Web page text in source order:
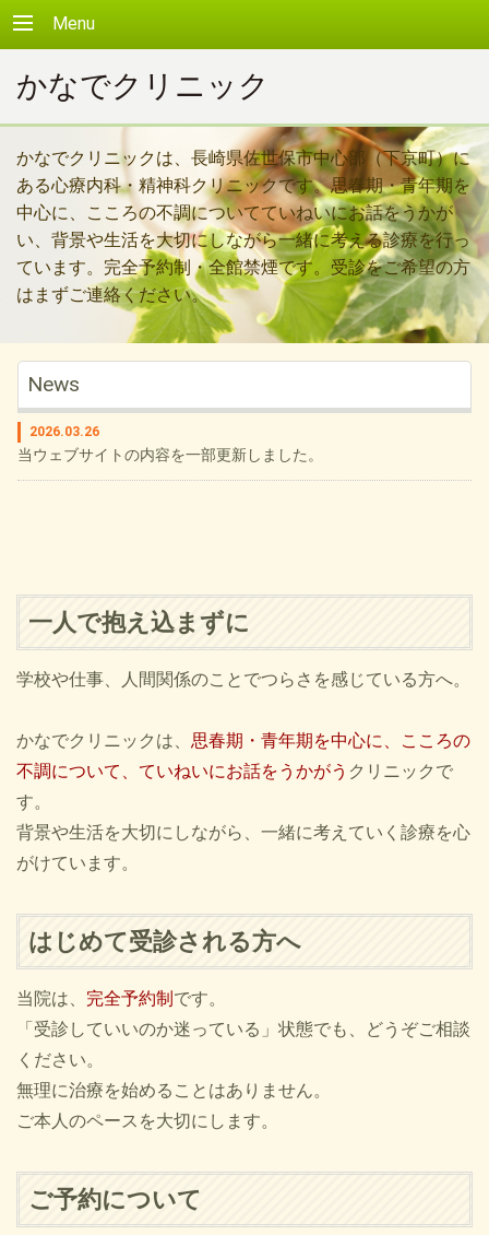
Menu
かなでクリニック
かなでクリニックは、長崎県佐世保市中心部（下京町）に
ある心療内科・精神科クリニックです。思春期・青年期を
中心に、こころの不調についてていねいにお話をうかが
い、背景や生活を大切にしながら一緒に考える診療を行っ
ています。完全予約制・全館禁煙です。受診をご希望の方
はまずご連絡ください。
News
2026.03.26
当ウェブサイトの内容を一部更新しました。
一人で抱え込まずに
学校や仕事、人間関係のことでつらさを感じている方へ。
かなでクリニックは、 思春期・青年期を中心に、こころの
不調について、ていねいにお話をうかがう クリニックで
す。
背景や生活を大切にしながら、一緒に考えていく診療を心
がけています。
はじめて受診される方へ
当院は、 完全予約制です。
「受診していいのか迷っている」状態でも、どうぞご相談
ください。
無理に治療を始めることはありません。
ご本人のペースを大切にします。
ご予約について